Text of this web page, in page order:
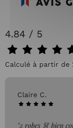
4.84 / 5
Calculé à partir de
Claire C.
"2 robes 👗 bien